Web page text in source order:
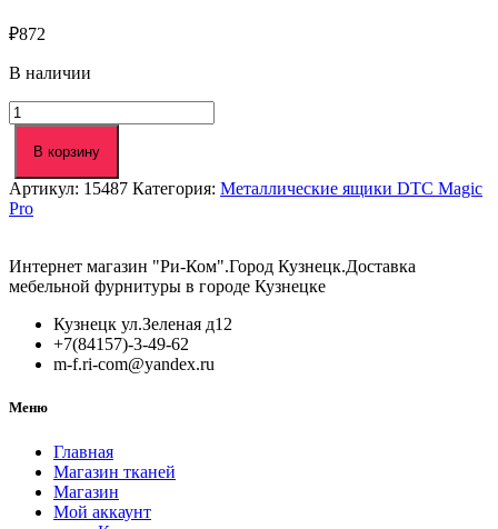
₽872
В наличии
Количество
товара
Боковины
h=
88
Pro
белый
В корзину
Артикул: 15487 Категория: Металлические ящики DTC Magic
Pro
Интернет магазин "Ри-Ком".Город Кузнецк.Доставка
мебельной фурнитуры в городе Кузнецке
Кузнецк ул.Зеленая д12
+7(84157)-3-49-62
m-f.ri-com@yandex.ru
Меню
Главная
Магазин тканей
Магазин
Мой аккаунт